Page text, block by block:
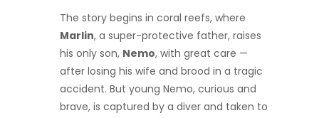
The story begins in coral reefs, where
Marlin, a super-protective father, raises
his only son, Nemo, with great care —
after losing his wife and brood in a tragic
accident. But young Nemo, curious and
brave, is captured by a diver and taken to